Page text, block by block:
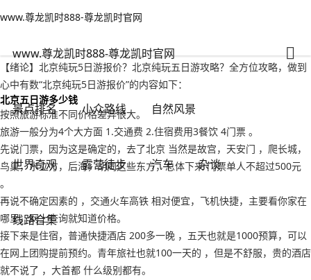
www.尊龙凯时888-尊龙凯时官网
www.尊龙凯时888-尊龙凯时官网
景点排名 小众路线 自然风景
世界奇观 露营徒步 汽车 杂谈
线路合集
www.尊龙凯时888-尊龙凯时官网
北京纯玩5日游报价？北京纯玩五日游攻略-www.尊龙凯时888
【绪论】北京纯玩5日游报价？北京纯玩五日游攻略？全方位攻略，做到
心中有数“北京纯玩5日游报价”的内容如下：
北京五日游多少钱
按照旅游标准不同价格差异很大。
旅游一般分为4个大方面 1.交通费 2.住宿费用3餐饮 4门票 。
先说门票，因为这是确定的，去了北京 当然是故宫，天安门 ，爬长城，
鸟巢，水立方，后海，胡同这些东方，总体下来 门票单人不超过500元
。
再说不确定因素的 ，交通火车高铁 相对便宜，飞机快捷，主要看你家在
哪里，网上查询就知道价格。
接下来是住宿，普通快捷酒店 200多一晚 ，五天也就是1000预算，可以
在网上团购提前预约。青年旅社也就100一天的 ，但是不舒服，贵的酒店
就不说了 ，大首都 什么级别都有。